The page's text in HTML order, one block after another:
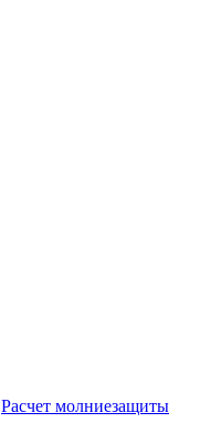
Расчет молниезащиты